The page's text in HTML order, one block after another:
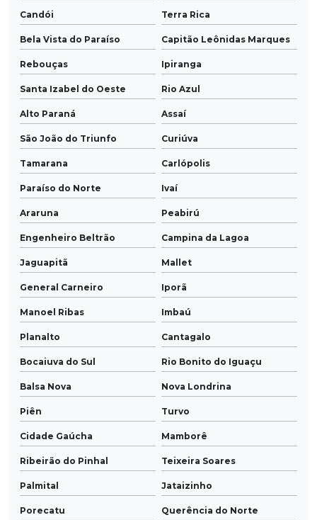
Candói Terra Rica
Bela Vista do Paraíso Capitão Leônidas Marques
Rebouças Ipiranga
Santa Izabel do Oeste Rio Azul
Alto Paraná Assaí
São João do Triunfo Curiúva
Tamarana Carlópolis
Paraíso do Norte Ivaí
Araruna Peabirú
Engenheiro Beltrão Campina da Lagoa
Jaguapitã Mallet
General Carneiro Iporã
Manoel Ribas Imbaú
Planalto Cantagalo
Bocaiuva do Sul Rio Bonito do Iguaçu
Balsa Nova Nova Londrina
Piên Turvo
Cidade Gaúcha Mamborê
Ribeirão do Pinhal Teixeira Soares
Palmital Jataizinho
Porecatu Querência do Norte